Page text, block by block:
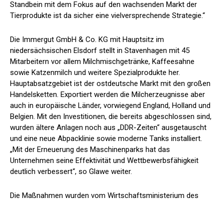
Standbein mit dem Fokus auf den wachsenden Markt der
Tierprodukte ist da sicher eine vielversprechende Strategie.“
Die Immergut GmbH & Co. KG mit Hauptsitz im
niedersächsischen Elsdorf stellt in Stavenhagen mit 45
Mitarbeitern vor allem Milchmischgetränke, Kaffeesahne
sowie Katzenmilch und weitere Spezialprodukte her.
Hauptabsatzgebiet ist der ostdeutsche Markt mit den großen
Handelsketten. Exportiert werden die Milcherzeugnisse aber
auch in europäische Länder, vorwiegend England, Holland und
Belgien. Mit den Investitionen, die bereits abgeschlossen sind,
wurden ältere Anlagen noch aus „DDR-Zeiten“ ausgetauscht
und eine neue Abpacklinie sowie moderne Tanks installiert.
„Mit der Erneuerung des Maschinenparks hat das
Unternehmen seine Effektivität und Wettbewerbsfähigkeit
deutlich verbessert“, so Glawe weiter.
Die Maßnahmen wurden vom Wirtschaftsministerium des